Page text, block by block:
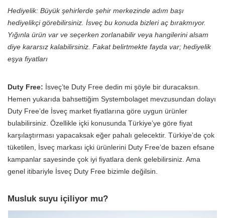
Hediyelik: Büyük şehirlerde şehir merkezinde adım başı
hediyelikçi görebilirsiniz. İsveç bu konuda bizleri aç bırakmıyor.
Yığınla ürün var ve seçerken zorlanabilir veya hangilerini alsam
diye kararsız kalabilirsiniz. Fakat belirtmekte fayda var; hediyelik
eşya fiyatları
Duty Free: İsveç’te Duty Free dedin mi şöyle bir duracaksın.
Hemen yukarıda bahsettiğim Systembolaget mevzusundan dolayı
Duty Free’de İsveç market fiyatlarına göre uygun ürünler
bulabilirsiniz. Özellikle içki konusunda Türkiye’ye göre fiyat
karşılaştırması yapacaksak eğer pahalı gelecektir. Türkiye’de çok
tüketilen, İsveç markası içki ürünlerini Duty Free’de bazen efsane
kampanlar sayesinde çok iyi fiyatlara denk gelebilirsiniz. Ama
genel itibariyle İsveç Duty Free bizimle değilsin.
Musluk suyu içiliyor mu?